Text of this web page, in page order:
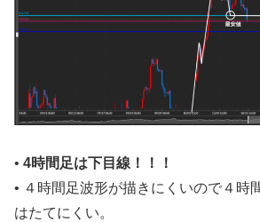
• 4時間足は下 目線！！！
• ４時間足波形が描きにくいので４時
はたてにくい。